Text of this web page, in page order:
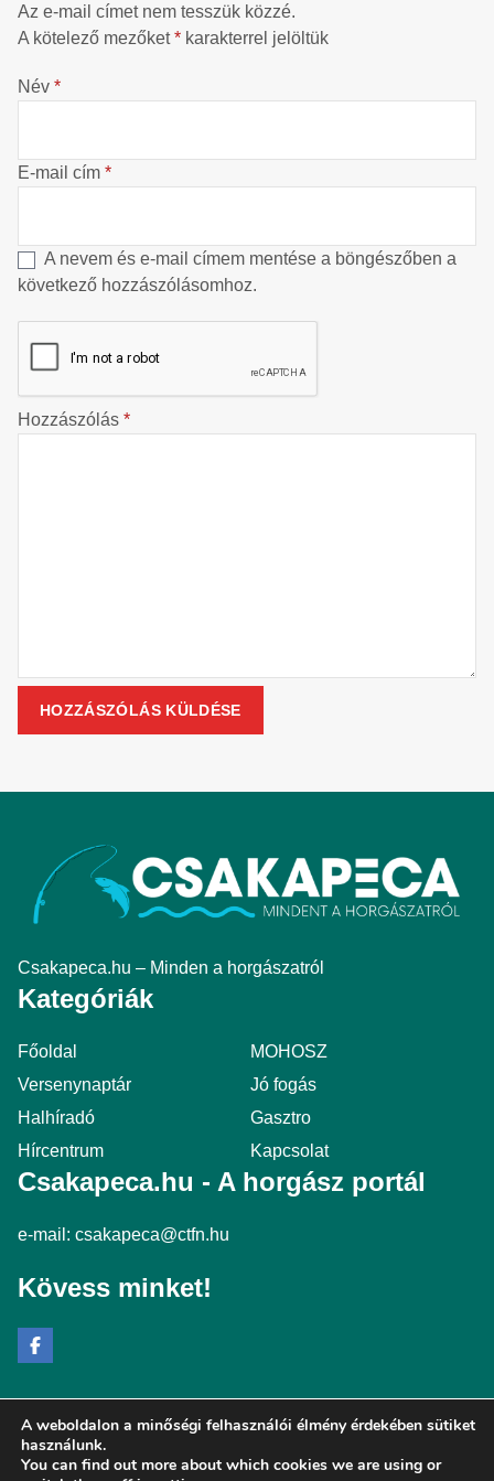
Az e-mail címet nem tesszük közzé.
A kötelező mezőket* karakterrel jelöltük
Név *
E-mail cím *
A nevem és e-mail címem mentése a böngészőben a
következő hozzászólásomhoz.
Hozzászólás *
Csakapeca.hu – Minden a horgászatról
Kategóriák
Főoldal
MOHOSZ
Versenynaptár
Jó fogás
Halhíradó
Gasztro
Hírcentrum
Kapcsolat
Csakapeca.hu - A horgász portál
e-mail: csakapeca@ctfn.hu
Kövess minket!
Copyright © 2024 csakapeca.hu. Minden jog fenntartva.
Általános Szerződési Feltételek
A weboldalon a minőségi felhasználói élmény érdekében sütiket
használunk.
You can find out more about which cookies we are using or